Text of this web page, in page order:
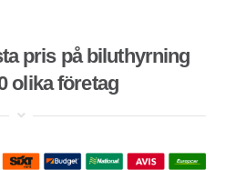
pris på biluthyrning
olika företag